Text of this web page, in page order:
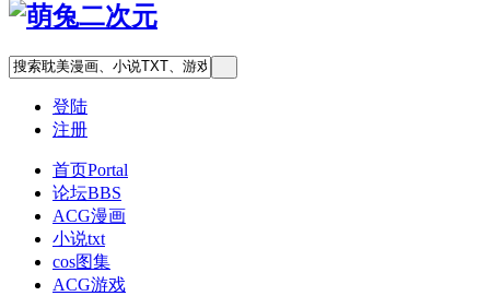
登陆
注册
首页Portal
论坛BBS
ACG漫画
小说txt
cos图集
ACG游戏